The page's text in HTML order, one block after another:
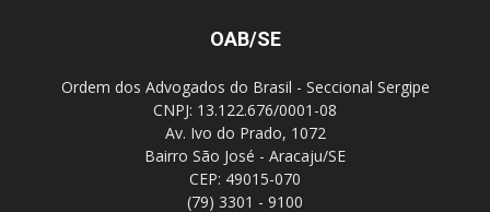
OAB/SE
Ordem dos Advogados do Brasil - Seccional Sergipe
CNPJ: 13.122.676/0001-08
Av. Ivo do Prado, 1072
Bairro São José - Aracaju/SE
CEP: 49015-070
(79) 3301 - 9100